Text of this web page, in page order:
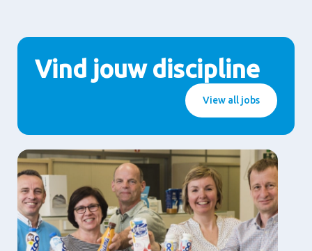
Vind jouw discipline
View all jobs